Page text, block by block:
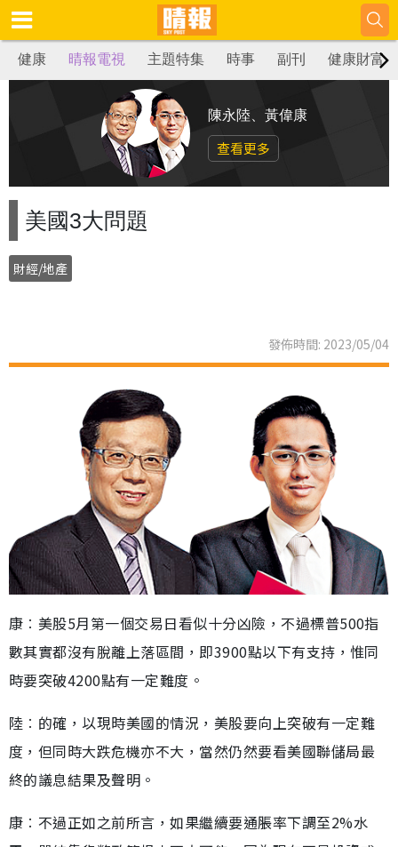
健康 晴報電視 主題特集 時事 副刊 健康財富
陳永陸、黃偉康
查看更多
美國3大問題
財經/地產
發佈時間: 2023/05/04
康︰美股5月第一個交易日看似十分凶險，不過標普500指
數其實都沒有脫離上落區間，即3900點以下有支持，惟同
時要突破4200點有一定難度。
陸︰的確，以現時美國的情況，美股要向上突破有一定難
度，但同時大跌危機亦不大，當然仍然要看美國聯儲局最
終的議息結果及聲明。
康︰不過正如之前所言，如果繼續要通脹率下調至2%水